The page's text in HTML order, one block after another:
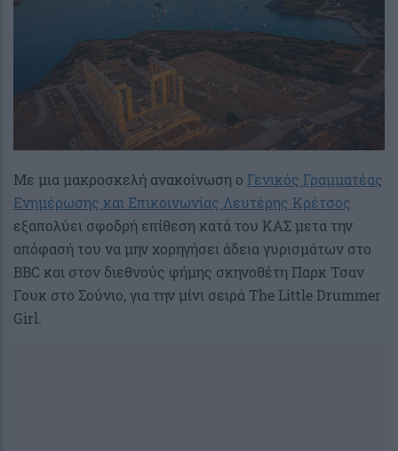
Με μια μακροσκελή ανακοίνωση ο Γενικός Γραμματέας
Ενημέρωσης και Επικοινωνίας Λευτέρης Κρέτσος
εξαπολύει σφοδρή επίθεση κατά του ΚΑΣ μετα την
απόφασή του να μην χορηγήσει άδεια γυρισμάτων στο
BBC και στον διεθνούς φήμης σκηνοθέτη Παρκ Τσαν
Γουκ στο Σούνιο, για την μίνι σειρά The Little Drummer
Girl.